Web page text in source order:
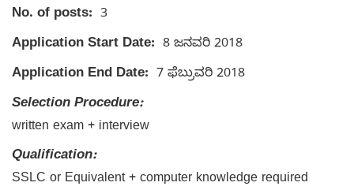
No. of posts: 3
Application Start Date: 8 ಜನವರಿ 2018
Application End Date: 7 ಫೆಬ್ರುವರಿ 2018
Selection Procedure:
written exam + interview
Qualification:
SSLC or Equivalent + computer knowledge required